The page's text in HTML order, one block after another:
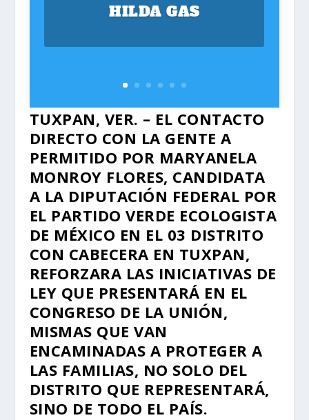
HILDA GAS
TUXPAN, VER. – EL CONTACTO
DIRECTO CON LA GENTE A
PERMITIDO POR MARYANELA
MONROY FLORES, CANDIDATA
A LA DIPUTACIÓN FEDERAL POR
EL PARTIDO VERDE ECOLOGISTA
DE MÉXICO EN EL 03 DISTRITO
CON CABECERA EN TUXPAN,
REFORZARA LAS INICIATIVAS DE
LEY QUE PRESENTARÁ EN EL
CONGRESO DE LA UNIÓN,
MISMAS QUE VAN
ENCAMINADAS A PROTEGER A
LAS FAMILIAS, NO SOLO DEL
DISTRITO QUE REPRESENTARÁ,
SINO DE TODO EL PAÍS.